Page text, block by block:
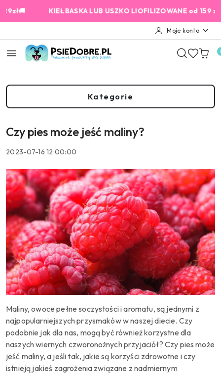
Przejdź do treści głównej
Przejdź do wyszukiwarki
Przejdź do moje konto
Przejdź do menu głównego
Przejdź do stopki
KIEŁBASKA LUB USZKO LIOFILIZOWANE od 159 zł
Moje konto
Kategorie
Czy pies może jeść maliny?
2023-07-16 12:00:00
Maliny, owoce pełne soczystości i aromatu, są jednymi z
najpopularniejszych przysmaków w naszej diecie. Czy
podobnie jak dla nas, mogą być również korzystne dla
naszych wiernych czworonożnych przyjaciół? Czy pies może
jeść maliny, a jeśli tak, jakie są korzyści zdrowotne i czy
istnieją jakieś zagrożenia związane z nadmiernym